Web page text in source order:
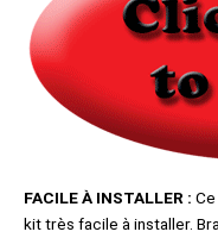
FACILE À INSTALLER :
kit très facile à installer.